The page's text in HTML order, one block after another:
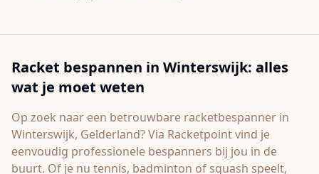
Racket bespannen in Winterswijk: alles
wat je moet weten
Op zoek naar een betrouwbare racketbespanner in
Winterswijk, Gelderland? Via Racketpoint vind je
eenvoudig professionele bespanners bij jou in de
buurt. Of je nu tennis, badminton of squash speelt,